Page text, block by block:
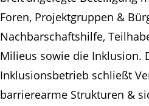
Foren, Projektgruppen &
Nachbarschaftshilfe,
Milieus sowie die Inklusion.
Inklusionsbetrieb schließt
barrierearme Strukturen &